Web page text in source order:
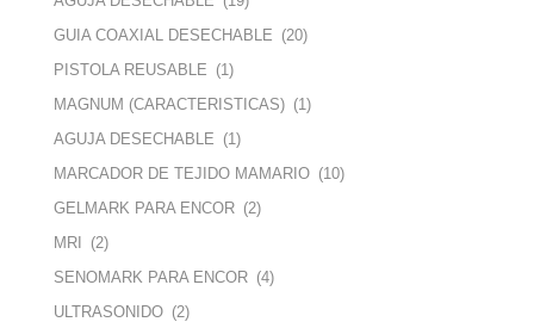
GUIA COAXIAL DESECHABLE (20)
PISTOLA REUSABLE (1)
MAGNUM (CARACTERISTICAS) (1)
AGUJA DESECHABLE (1)
MARCADOR DE TEJIDO MAMARIO (10)
GELMARK PARA ENCOR (2)
MRI (2)
SENOMARK PARA ENCOR (4)
ULTRASONIDO (2)